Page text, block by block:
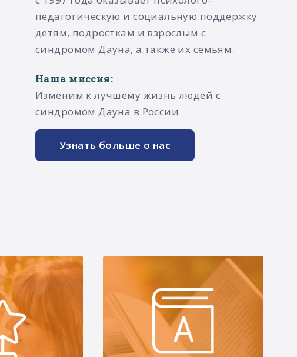
педагогическую и социальную поддержку
детям, подросткам и взрослым с
синдромом Дауна, а также их семьям.​
Наша миссия:
Изменим к лучшему жизнь людей с
синдромом Дауна в России
Узнать больше о нас